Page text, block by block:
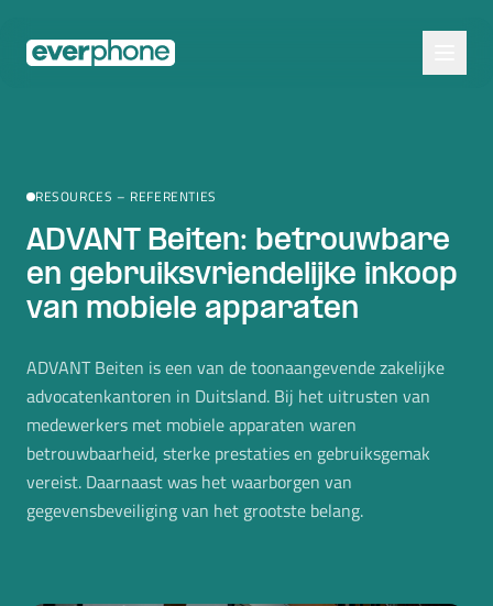
RESOURCES – REFERENTIES
ADVANT Beiten: betrouwbare
en gebruiksvriendelijke inkoop
van mobiele apparaten
ADVANT Beiten is een van de toonaangevende zakelijke
advocatenkantoren in Duitsland. Bij het uitrusten van
medewerkers met mobiele apparaten waren
betrouwbaarheid, sterke prestaties en gebruiksgemak
vereist. Daarnaast was het waarborgen van
gegevensbeveiliging van het grootste belang.